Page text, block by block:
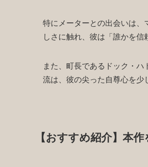
特にメーターとの出会いは、
しさに触れ、彼は「誰かを信
また、町長であるドック・
流は、彼の尖った自尊心を少
【おすすめ紹介】本